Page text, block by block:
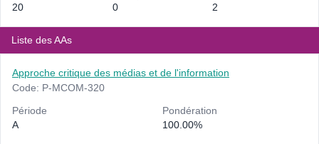
20
0
2
Liste des AAs
Approche critique des médias et de l'information
Code: P-MCOM-320
Période
A
Pondération
100.00%